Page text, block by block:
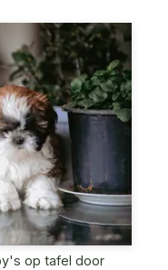
op tafel door